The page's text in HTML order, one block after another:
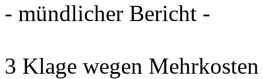
- mündlicher Bericht -
3 Klage wegen